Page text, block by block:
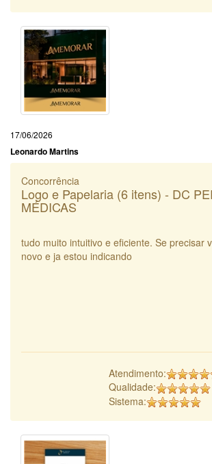
17/06/2026
Leonardo Martins
Concorrência
Logo e Papelaria (6 itens) - DC
MÉDICAS
tudo muito intuitivo e eficiente. Se precisar
novo e ja estou indicando
Atendimento:
Qualidade:
Sistema: